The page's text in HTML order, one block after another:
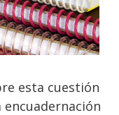
esta cuestión